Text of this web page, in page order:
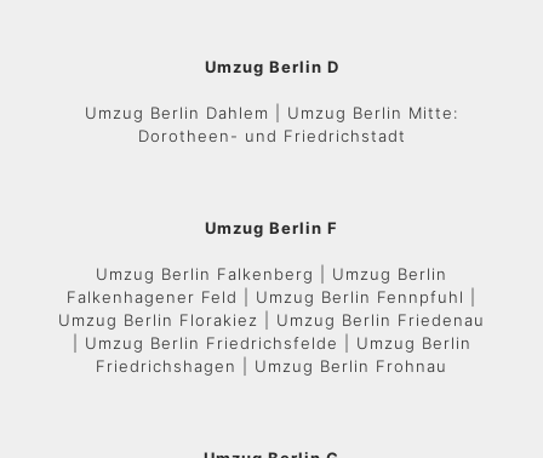
Umzug Berlin D
Umzug Berlin Dahlem | Umzug Berlin Mitte:
Dorotheen- und Friedrichstadt
Umzug Berlin F
Umzug Berlin Falkenberg | Umzug Berlin
Falkenhagener Feld | Umzug Berlin Fennpfuhl |
Umzug Berlin Florakiez | Umzug Berlin Friedenau
| Umzug Berlin Friedrichsfelde | Umzug Berlin
Friedrichshagen | Umzug Berlin Frohnau